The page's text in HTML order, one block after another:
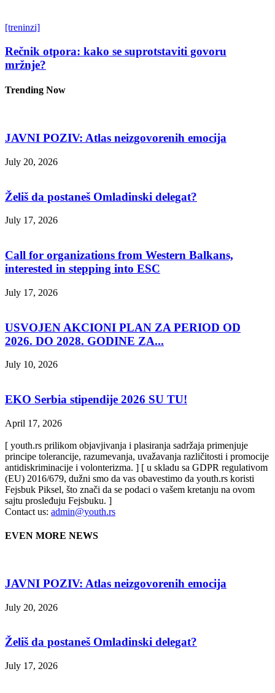
[treninzi]
Rečnik otpora: kako se suprotstaviti govoru
mržnje?
Trending Now
JAVNI POZIV: Atlas neizgovorenih emocija
July 20, 2026
Želiš da postaneš Omladinski delegat?
July 17, 2026
Call for organizations from Western Balkans,
interested in stepping into ESC
July 17, 2026
USVOJEN AKCIONI PLAN ZA PERIOD OD
2026. DO 2028. GODINE ZA...
July 10, 2026
EKO Serbia stipendije 2026 SU TU!
April 17, 2026
[ youth.rs prilikom objavjivanja i plasiranja sadržaja primenjuje
principe tolerancije, razumevanja, uvažavanja različitosti i promocije
antidiskriminacije i volonterizma. ] [ u skladu sa GDPR regulativom
(EU) 2016/679, dužni smo da vas obavestimo da youth.rs koristi
Fejsbuk Piksel, što znači da se podaci o vašem kretanju na ovom
sajtu prosleđuju Fejsbuku. ]
Contact us: admin@youth.rs
EVEN MORE NEWS
JAVNI POZIV: Atlas neizgovorenih emocija
July 20, 2026
Želiš da postaneš Omladinski delegat?
July 17, 2026